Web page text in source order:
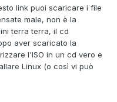
link puoi scaricare i file
male, non è la
terra terra, il cd
aver scaricato la
l'ISO in un cd vero e
Linux (o così vi può